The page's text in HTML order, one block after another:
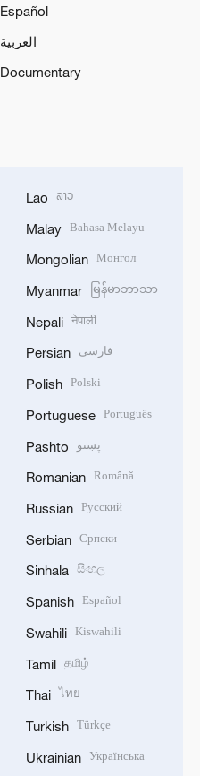
Español
العربية
Documentary
Lao ລາວ
Malay Bahasa Melayu
Mongolian Монгол
Myanmar မြန်မာဘာသာ
Nepali नेपाली
Persian فارسی
Polish Polski
Portuguese Português
Pashto پښتو
Romanian Română
Russian Русский
Serbian Српски
Sinhala සිංහල
Spanish Español
Swahili Kiswahili
Tamil தமிழ்
Thai ไทย
Turkish Türkçe
Ukrainian Українська